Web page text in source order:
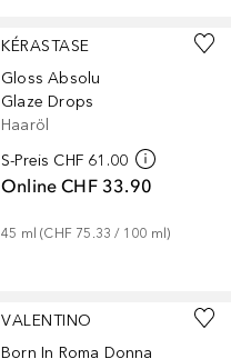
KÉRASTASE
Gloss Absolu
Glaze Drops
Haaröl
S-Preis CHF 61.00
Online CHF 33.90
45 ml (CHF 75.33 / 100 ml)
VALENTINO
Born In Roma Donna